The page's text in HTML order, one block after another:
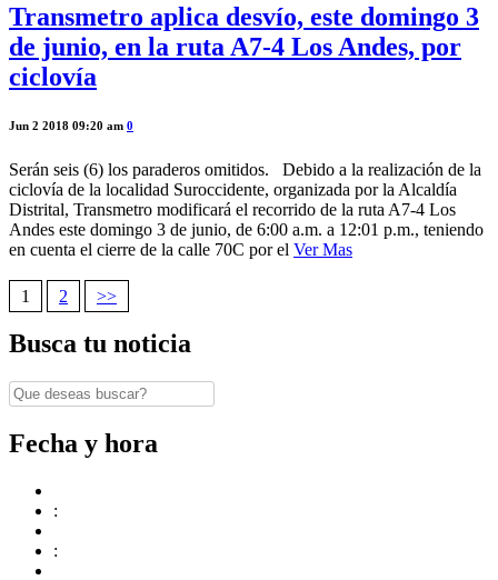
Transmetro aplica desvío, este domingo 3
de junio, en la ruta A7-4 Los Andes, por
ciclovía
Jun 2 2018 09:20 am 0
Serán seis (6) los paraderos omitidos. Debido a la realización de la
ciclovía de la localidad Suroccidente, organizada por la Alcaldía
Distrital, Transmetro modificará el recorrido de la ruta A7-4 Los
Andes este domingo 3 de junio, de 6:00 a.m. a 12:01 p.m., teniendo
en cuenta el cierre de la calle 70C por el Ver Mas
de
entradas
1 2 >>
Busca tu noticia
Fecha y hora
:
: